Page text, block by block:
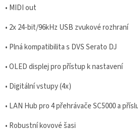
• MIDI out
• 2x 24-bit/96kHz USB zvukové rozhraní
• Plná kompatibilita s DVS Serato DJ
• OLED displej pro přístup k nastavení
• Digitální vstupy (4x)
• LAN Hub pro 4 přehrávače SC5000 a
• Robustní kovové šasi